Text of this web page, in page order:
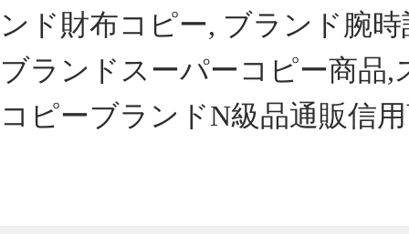
ンド財布コピー, ブランド腕
ブランドスーパーコピー商品
コピーブランドN級品通販信